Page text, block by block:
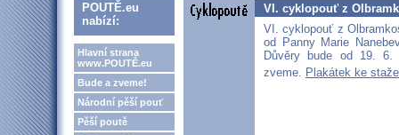
POUTĚ.eu
nabízí:
Hlavní strana
www.POUTĚ.eu
Bude a zveme!
Národní pěší pouť
Pěší poutě
VI. cyklopouť z
VI. cyklopouť z
od Panny Marie
Důvěry bude od 19.
zveme. Plakátek ke